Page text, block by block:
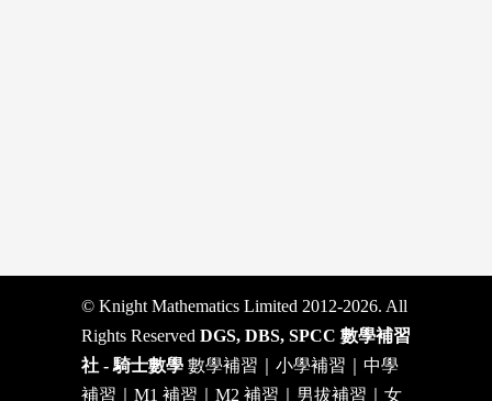
© Knight Mathematics Limited 2012-2026. All
Rights Reserved DGS, DBS, SPCC 數學補習
社 - 騎士數學 數學補習｜小學補習｜中學
補習｜M1 補習｜M2 補習｜男拔補習｜女